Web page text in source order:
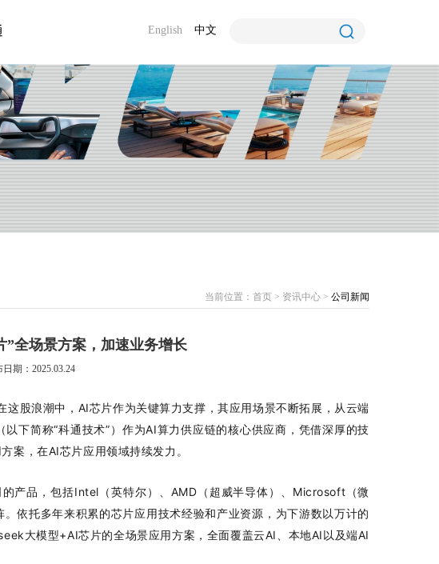
English 中文
当前位置： 首页 > 资讯中心 > 公司新闻
”全场景方案，加速业务增长
期：2025.03.24
股浪潮中，AI芯片作为关键算力支撑，其应用场景不断拓展，从云端
下简称“科通技术”）作为AI算力供应链的核心供应商，凭借深厚的技
案，在AI芯片应用领域持续发力。
产品，包括Intel（英特尔）、AMD（超威半导体）、Microsoft（微
依托多年来积累的芯片应用技术经验和产业资源，为下游数以万计的
大模型+AI芯片的全场景应用方案，全面覆盖云AI、本地AI以及端AI